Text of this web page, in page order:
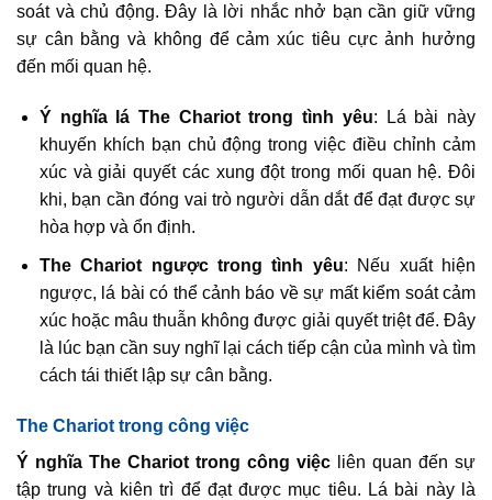
soát và chủ động. Đây là lời nhắc nhở bạn cần giữ vững
sự cân bằng và không để cảm xúc tiêu cực ảnh hưởng
đến mối quan hệ.
Ý nghĩa lá The Chariot trong tình yêu: Lá bài này
khuyến khích bạn chủ động trong việc điều chỉnh cảm
xúc và giải quyết các xung đột trong mối quan hệ. Đôi
khi, bạn cần đóng vai trò người dẫn dắt để đạt được sự
hòa hợp và ổn định.
The Chariot ngược trong tình yêu: Nếu xuất hiện
ngược, lá bài có thể cảnh báo về sự mất kiểm soát cảm
xúc hoặc mâu thuẫn không được giải quyết triệt để. Đây
là lúc bạn cần suy nghĩ lại cách tiếp cận của mình và tìm
cách tái thiết lập sự cân bằng.
The Chariot trong công việc
Ý nghĩa The Chariot trong công việc liên quan đến sự
tập trung và kiên trì để đạt được mục tiêu. Lá bài này là